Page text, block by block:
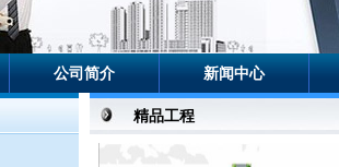
公司简介 新闻中心
精品工程